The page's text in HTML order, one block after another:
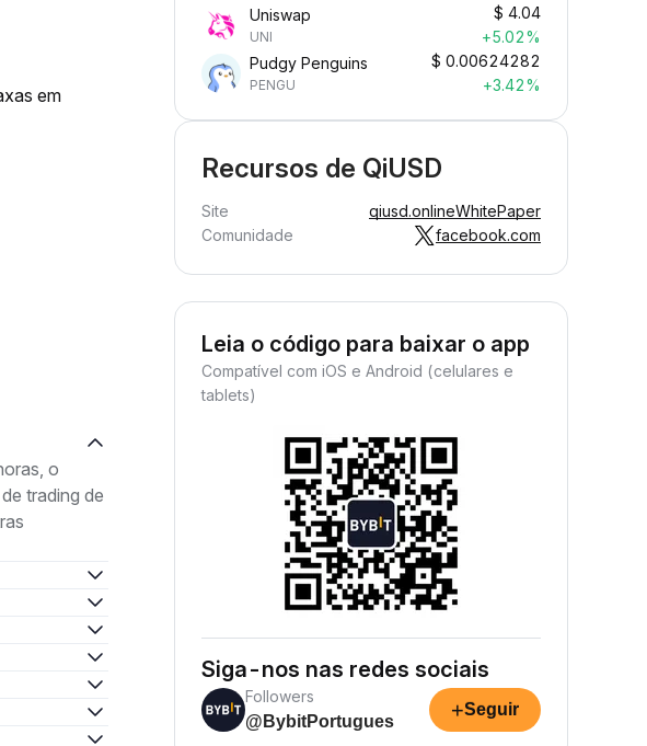
em
o
trading de
Uniswap
UNI
$ 4.04
+5.02%
Pudgy Penguins
PENGU
$ 0.00624282
+3.42%
Recursos de QiUSD
Site qiusd.onlineWhitePaper
Comunidade
facebook.com
Leia o código para baixar o app
Compatível com iOS e Android (celulares e
tablets)
Siga-nos nas redes sociais
Followers
@BybitPortugues
+Seguir